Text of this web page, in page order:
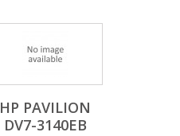
HP PAVILION
DV7-3140EB